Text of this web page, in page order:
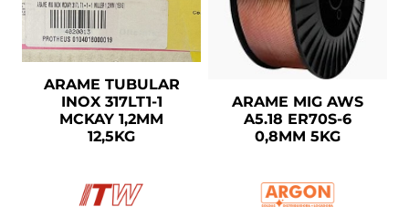
ARAME TUBULAR
INOX 317LT1-1
MCKAY 1,2MM
12,5KG
ARAME MIG AWS
A5.18 ER70S-6
0,8MM 5KG